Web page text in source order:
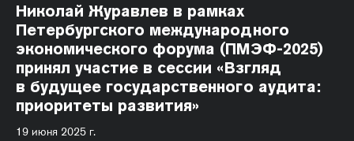
Николай Журавлев в рамках
Петербургского международного
экономического форума (ПМЭФ-2025)
принял участие в сессии «Взгляд
в будущее государственного аудита:
приоритеты развития»
19 июня 2025 г.